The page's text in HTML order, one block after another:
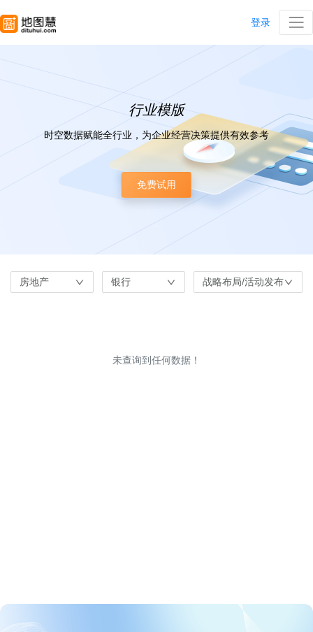
登录
行业模版
时空数据赋能全行业，为企业经营决策提供有效参考
免费试用
房地产 银行 战略布局/活动发布
未查询到任何数据！